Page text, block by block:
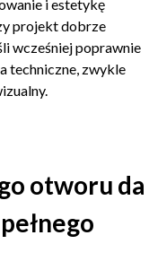
i estetykę
projekt dobrze
wcześniej poprawnie
techniczne, zwykle
otworu da